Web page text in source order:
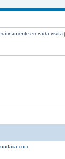
en cada visita